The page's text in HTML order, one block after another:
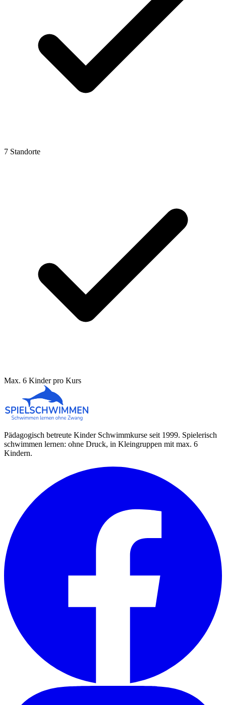
7 Standorte
Max. 6 Kinder pro Kurs
Pädagogisch betreute Kinder Schwimmkurse seit 1999. Spielerisch
schwimmen lernen: ohne Druck, in Kleingruppen mit max. 6
Kindern.